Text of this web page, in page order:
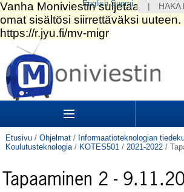
Siirry
sisältöön.
|
Siirry
navigointiin
Sections
Etusivu / Ohjelmat / Informaatioteknologian
Koulutusteknologia / KOTES501 / 2021-2022 /
Tapaaminen 2 -
HAKA
English Suomi